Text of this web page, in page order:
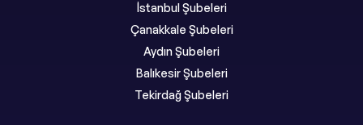
İstanbul Şubeleri
Çanakkale Şubeleri
Aydın Şubeleri
Balıkesir Şubeleri
Tekirdağ Şubeleri